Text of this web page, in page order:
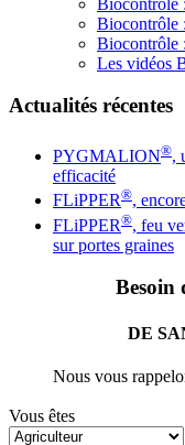
Biocontrôle
Biocontrôle
Les vidéos
Actualités récentes
PYGMALION®,
efficacité
FLiPPER®,
FLiPPER®, feu
sur portes graines
Besoin
DE
Nous vous
Vous êtes